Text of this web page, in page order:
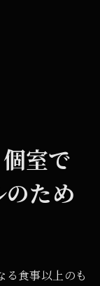
室で
ため
る食事以上のも